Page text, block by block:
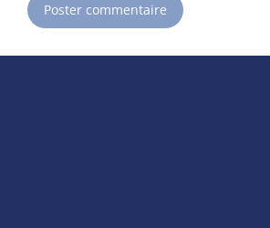
Poster commentaire